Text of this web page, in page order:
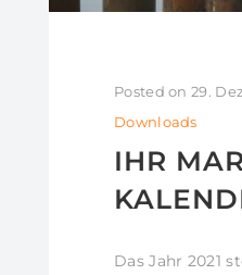
Posted on 29.
Downloads
IHR
Das Jahr 2021